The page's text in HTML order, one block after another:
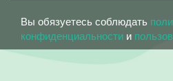
Вы обязуетесь соблюдать
конфиденциальности и